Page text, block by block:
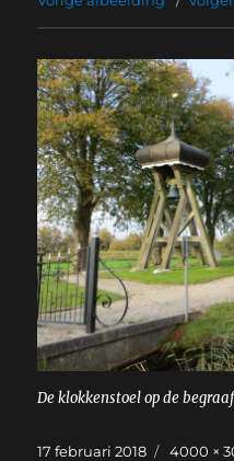
De klokkenstoel op de
Geplaatst
17 februari 2018 4000 ×